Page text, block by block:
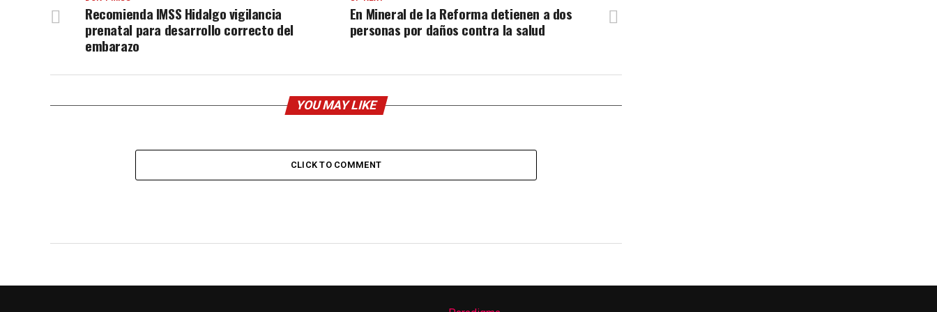
En Mineral de la Reforma detienen a dos
personas por daños contra la salud
Recomienda IMSS Hidalgo vigilancia
prenatal para desarrollo correcto del
embarazo
YOU MAY LIKE
CLICK TO COMMENT